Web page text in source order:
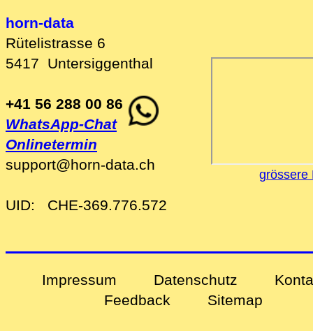
horn-data
Rütelistrasse 6
5417 Untersiggenthal
+41 56 288 00 86
WhatsApp-Chat
Onlinetermin
support@horn-data.ch
UID: CHE-369.776.572
grössere
Impressum Datenschutz
Feedback
Sitemap